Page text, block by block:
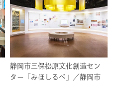
静岡市三保松原文化創造セン
ター「みほしるべ」／静岡市